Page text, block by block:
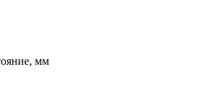
мм